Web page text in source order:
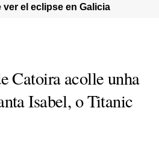
ver el eclipse en Galicia
Catoira acolle unha
Isabel, o Titanic